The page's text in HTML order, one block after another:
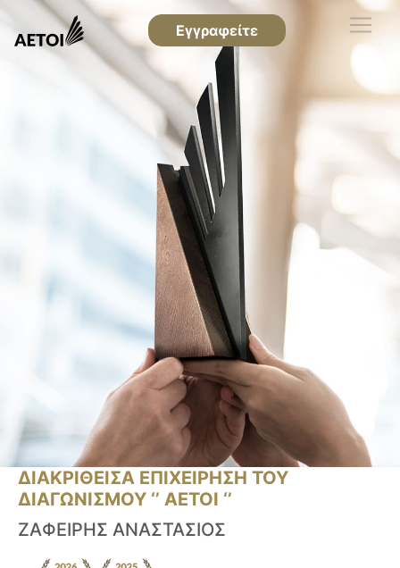
Εγγραφείτε
ΔΙΑΚΡΙΘΕΙΣΑ ΕΠΙΧΕΙΡΗΣΗ ΤΟΥ
ΔΙΑΓΩΝΙΣΜΟΥ ‘’ ΑΕΤΟΙ ‘’
ΖΑΦΕΙΡΗΣ ΑΝΑΣΤΑΣΙΟΣ